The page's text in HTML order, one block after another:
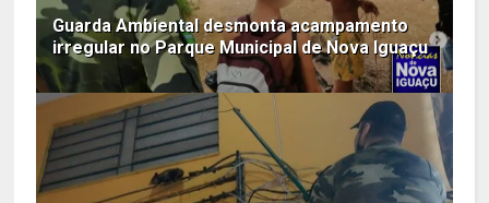
Guarda Ambiental desmonta acampamento
irregular no Parque Municipal de Nova Iguaçu